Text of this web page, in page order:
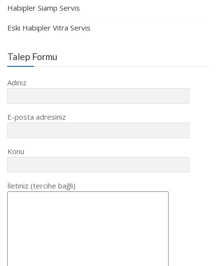
Habipler Siamp Servis
Eski Habipler Vitra Servis
Talep Formu
Adınız
E-posta adresiniz
Konu
İletiniz (tercihe bağlı)